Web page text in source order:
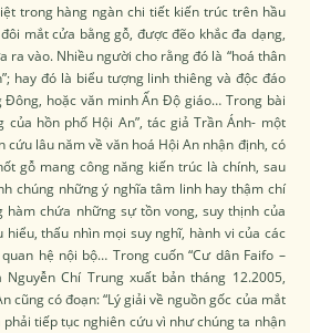
trong hàng ngàn chi tiết kiến trúc trên hầu
mắt cửa bằng gỗ, được đẽo khắc đa dạng,
ra vào. Nhiều người cho rằng đó là “hoá thân
hay đó là biểu tượng linh thiêng và độc đáo
hoặc văn minh Ấn Độ giáo… Trong bài
của hồn phố Hội An”, tác giả Trần Ánh- một
lâu năm về văn hoá Hội An nhận định, có
gỗ mang công năng kiến trúc là chính, sau
chúng những ý nghĩa tâm linh hay thậm chí
hàm chứa những sự tồn vong, suy thịnh của
hiểu, thấu nhìn mọi suy nghĩ, hành vi của các
hệ nội bộ… Trong cuốn “Cư dân Faifo –
Chí Trung xuất bản tháng 12.2005,
cũng có đoạn: “Lý giải về nguồn gốc của mắt
tiếp tục nghiên cứu vì như chúng ta nhận